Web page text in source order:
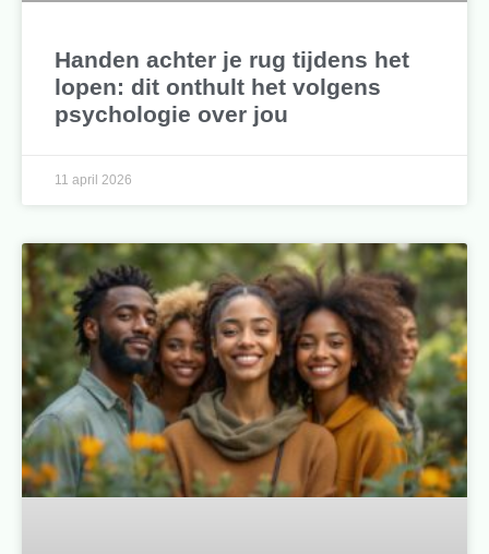
Handen achter je rug tijdens het
lopen: dit onthult het volgens
psychologie over jou
11 april 2026